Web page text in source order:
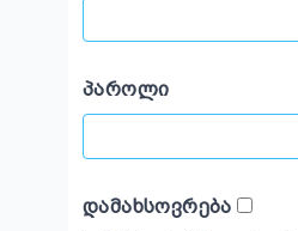
ᲞᲐᲠᲝᲚᲘ
ᲓᲐᲛᲐᲮᲡᲝᲕᲠᲔᲑᲐ